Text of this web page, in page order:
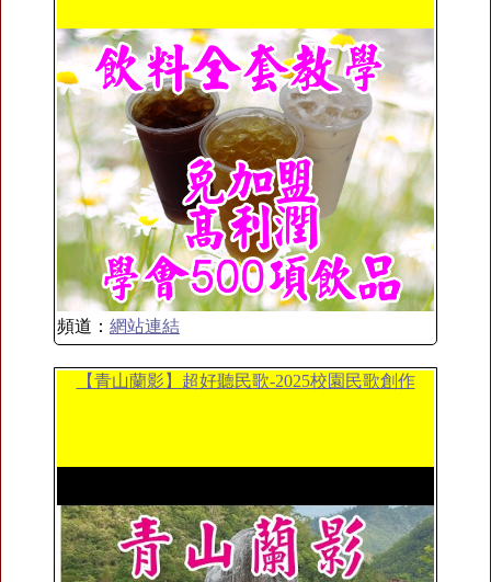
頻道： 網站連結
【青山蘭影】超好聽民歌-2025校園民歌創作